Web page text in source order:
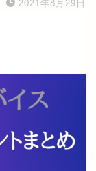
2021年8月29日